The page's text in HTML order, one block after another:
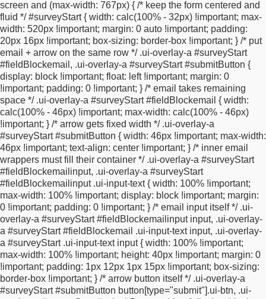
screen and (max-width: 767px) { /* keep the form centered and
fluid */#surveyStart { width: calc(100% - 32px) !important; max-
width: 520px !important; margin: 0 auto !important; padding:
20px 16px !important; box-sizing: border-box !important; } /* put
email + arrow on the same row */.ui-overlay-a #surveyStart
#fieldBlockemail, .ui-overlay-a #surveyStart #submitButton {
display: block !important; float: left !important; margin: 0
!important; padding: 0 !important; } /* email takes remaining
space */.ui-overlay-a #surveyStart #fieldBlockemail { width:
calc(100% - 46px) !important; max-width: calc(100% - 46px)
!important; } /* arrow gets fixed width */.ui-overlay-a
#surveyStart #submitButton { width: 46px !important; max-width:
46px !important; text-align: center !important; } /* inner email
wrappers must fill their container */.ui-overlay-a #surveyStart
#fieldBlockemailinput, .ui-overlay-a #surveyStart
#fieldBlockemailinput .ui-input-text { width: 100% !important;
max-width: 100% !important; display: block !important; margin:
0 !important; padding: 0 !important; } /* email input itself */.ui-
overlay-a #surveyStart #fieldBlockemailinput input, .ui-overlay-
a #surveyStart #fieldBlockemail .ui-input-text input, .ui-overlay-
a #surveyStart .ui-input-text input { width: 100% !important;
max-width: 100% !important; height: 40px !important; margin: 0
!important; padding: 1px 12px 1px 15px !important; box-sizing:
border-box !important; } /* arrow button itself */.ui-overlay-a
#surveyStart #submitButton button[type="submit"].ui-btn, .ui-
primary font color */text-shadow: none !important;}html body .ui-
btn:hover {background-color: #ffffff !important; /* Primary color
LIGHTER */}.ui-btn-icon-left:after, .ui-btn-icon-right:after, .ui-btn-
icon-top:after,.ui-btn-icon-bottom:after, .ui-btn-icon-notext:after {
color: #000000 !important; /* primary font color */}.ui-page-
theme-a .ui-btn:focus, html .ui-bar-a .ui-btn:focus, html .ui-body-
a .ui-btn:focus,html body .ui-group-theme-a .ui-btn:focus, html
head+body .ui-btn.ui-btn-a:focus, .ui-page-theme-a .ui-focus,
html .ui-bar-a .ui-focus, html .ui-body-a .ui-focus,html body .ui-
group-theme-a .ui-focus, html head+body .ui-btn-a.ui-focus,
html head+body .ui-body-a.ui-focus { -webkit-box-shadow: 0 0
12px #ffffff; /* Secondary color */-moz-box-shadow: 0 0 12px
#ffffff; /* Secondary color */ box-shadow: 0 0 12px #ffffff; /*
Secondary color */}#surveyStart .zd-top-slider .ui-slider-handle {
border: none !important;background: none !important;
background-color: #ffffff !important; /* Secondary colour
*/}#surveyStart div.zd-top-slider {border: 1px solid rgb(216,
214, 214) !important;background-color: #ffffff !important; /*
Primary color */}#surveyStart .answerBlock {width:
100%; }#surveyStart *.isMandatory.fieldBlock{background-
position: left center !important;}#surveyStart
fieldset.circleButtons div.ui-radio {margin-left: 10px;
}#surveyStart fieldset.circleButtons > div.ui-controlgroup-
controls > div.ui-radio > label {border-radius: 50px !important;
border-color: #BBBBBB !important;border-width: 1px